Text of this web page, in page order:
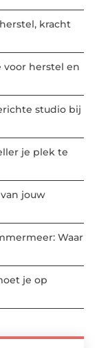
kracht
voor herstel en
studio bij
je plek te
jouw
Waar
je op